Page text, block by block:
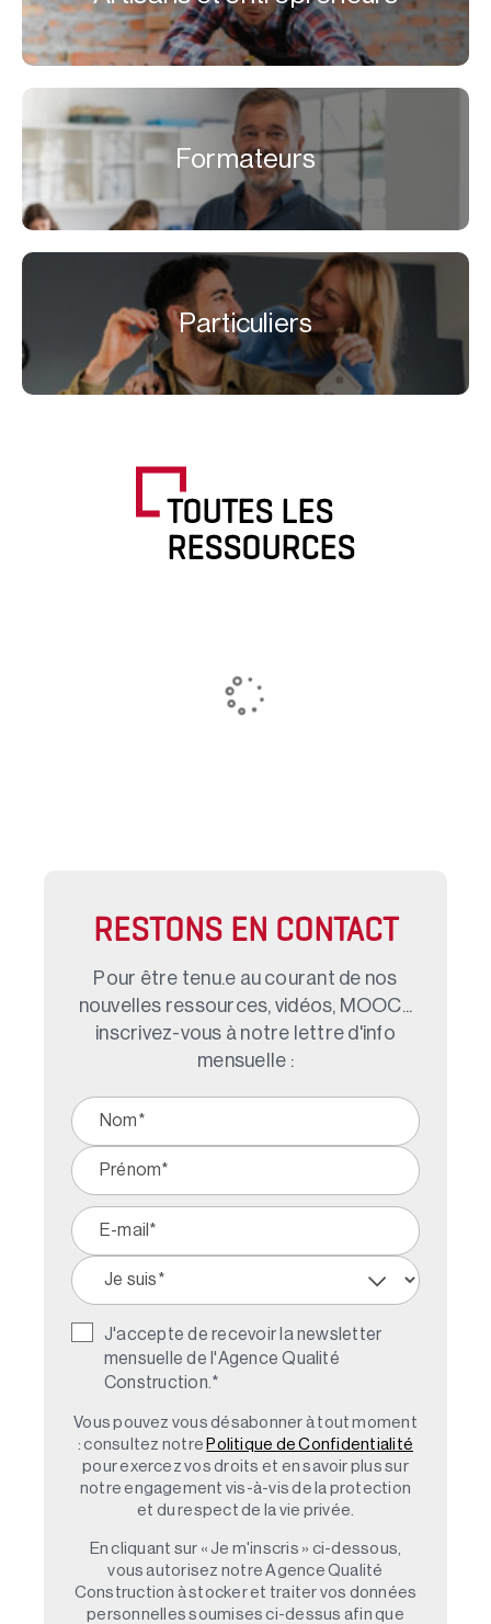
Formateurs
Particuliers
TOUTES LES
RESSOURCES
RESTONS EN CONTACT
Pour être tenu.e au courant de nos
nouvelles ressources, vidéos, MOOC...
inscrivez-vous à notre lettre d'info
mensuelle :
J'accepte de recevoir la newsletter
mensuelle de l'Agence Qualité
Construction. *
Vous pouvez vous désabonner à tout moment
: consultez notre Politique de Confidentialité
pour exercez vos droits et en savoir plus sur
notre engagement vis-à-vis de la protection
et du respect de la vie privée.
En cliquant sur « Je m'inscris » ci-dessous,
vous autorisez notre Agence Qualité
Construction à stocker et traiter vos données
personnelles soumises ci-dessus afin que